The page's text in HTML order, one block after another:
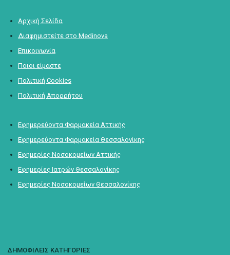
Αρχική Σελίδα
Διαφημιστείτε στο Medinova
Επικοινωνία
Ποιοι είμαστε
Πολιτική Cookies
Πολιτική Απορρήτου
Εφημερεύοντα Φαρμακεία Αττικής
Εφημερεύοντα Φαρμακεία Θεσσαλονίκης
Εφημερίες Νοσοκομείων Αττικής
Εφημερίες Ιατρών Θεσσαλονίκης
Εφημερίες Νοσοκομείων Θεσσαλονίκης
ΔΗΜΟΦΙΛΕΙΣ ΚΑΤΗΓΟΡΙΕΣ